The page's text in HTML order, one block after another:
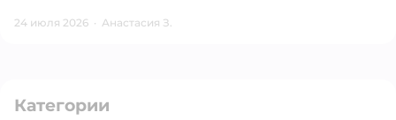
24 июля 2026 · Анастасия З.
Категории